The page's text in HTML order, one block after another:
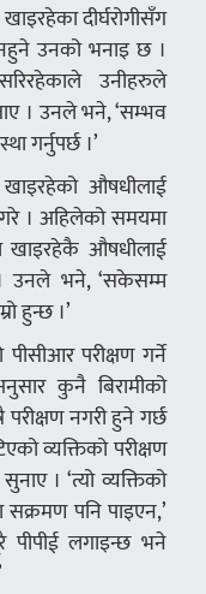
दीर्घरोगीसँग
उनको भनाइ छ ।
उनीहरुले
। उनले भने, ‘सम्भव
गर्नुपर्छ ।’
औषधीलाई
गरे । अहिलेको समयमा
खाइरहेकै औषधीलाई
। उनले भने, ‘सकेसम्म
हुन्छ ।’
पीसीआर परीक्षण गर्ने
कुनै बिरामीको
नगरी हुने गर्छ
व्यक्तिको परीक्षण
। ‘त्यो व्यक्तिको
पनि पाइएन,’
पीपीई लगाइन्छ भने